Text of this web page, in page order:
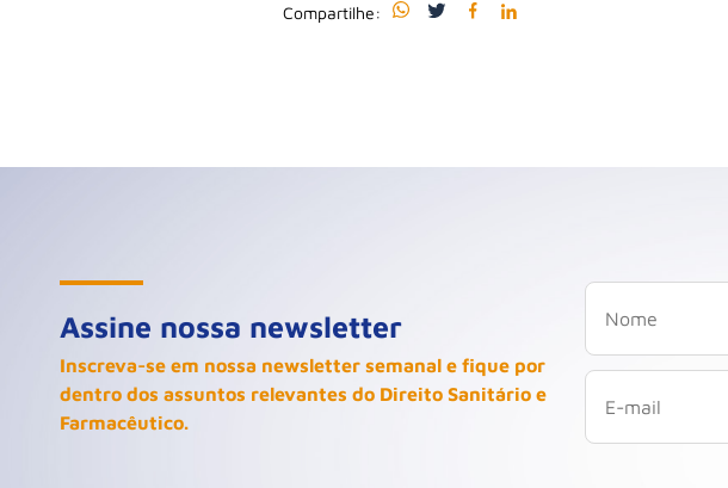
Compartilhe:
Assine nossa newsletter
Inscreva-se em nossa newsletter semanal e fique por
dentro dos assuntos relevantes do Direito Sanitário e
Farmacêutico.